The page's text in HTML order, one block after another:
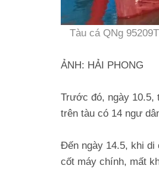
Tàu cá QNg
ẢNH: HẢI PHONG
Trước đó, ngày 10.5,
trên tàu có 14 ngư
Đến ngày 14.5, khi di
cốt máy chính, mất